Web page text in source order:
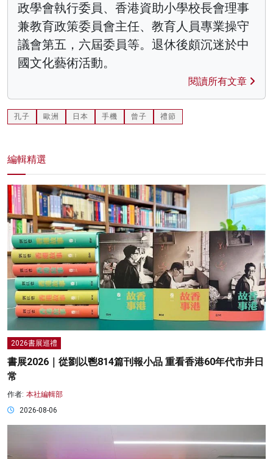
政學會執行委員、香港資助小學校長會理事
兼教育政策委員會主任、教育人員專業操守
議會第五，六屆委員等。退休後頗沉迷於中
國文化藝術活動。
閱讀所有文章
孔子 歐洲 日本 手機 曾子 禮節
編輯精選
2026書展巡禮
書展2026｜從劉以鬯814篇刊報小品 重看香港60年代市井日
常
作者: 本社編輯部
2026-08-06